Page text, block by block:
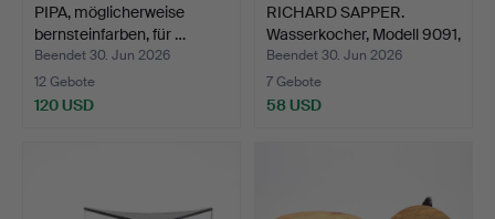
PIPA, möglicherweise
bernsteinfarben, für …
Beendet 30. Jun 2026
12 Gebote
120 USD
RICHARD SAPPER.
Wasserkocher, Modell 9091,
…
Beendet 30. Jun 2026
7 Gebote
58 USD